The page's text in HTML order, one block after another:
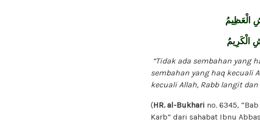
الْكَرِيمُ
“Tidak ada sembahan yang
sembahan yang haq kecuali
kecuali Allah, Rabb langit dan
(HR. al-Bukhari no. 6345,
Karb” dari sahabat Ibnu Abbas